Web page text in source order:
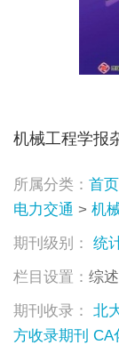
机械工程学报
所属分类： 首页
电力交通 > 机
期刊级别：
统
栏目设置： 综
期刊收录：
北
方收录期刊 CA